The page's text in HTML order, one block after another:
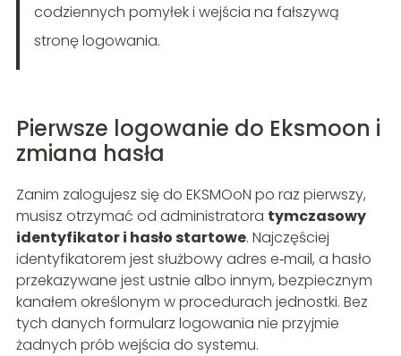
codziennych pomyłek i wejścia na fałszywą
stronę logowania.
Pierwsze logowanie do Eksmoon i
zmiana hasła
Zanim zalogujesz się do EKSMOoN po raz pierwszy,
musisz otrzymać od administratora tymczasowy
identyfikator i hasło startowe. Najczęściej
identyfikatorem jest służbowy adres e‑mail, a hasło
przekazywane jest ustnie albo innym, bezpiecznym
kanałem określonym w procedurach jednostki. Bez
tych danych formularz logowania nie przyjmie
żadnych prób wejścia do systemu.